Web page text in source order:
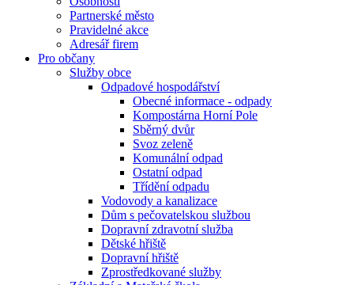
Partnerské město
Pravidelné akce
Adresář firem
Pro občany
Služby obce
Odpadové hospodářství
Obecné informace - odpady
Kompostárna Horní Pole
Sběrný dvůr
Svoz zeleně
Komunální odpad
Ostatní odpad
Třídění odpadu
Vodovody a kanalizace
Dům s pečovatelskou službou
Dopravní zdravotní služba
Dětské hřiště
Dopravní hřiště
Zprostředkované služby